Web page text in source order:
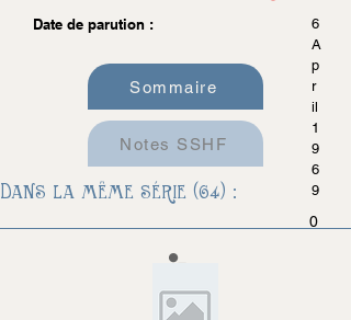
Date de parution :
6
A
p
r
il
1
9
6
9
0
Sommaire
Notes SSHF
Dans la même série (64) :